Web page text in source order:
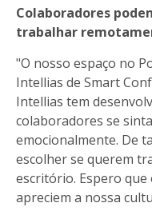
Colaboradores
trabalhar
"O nosso espaço no
Intellias de Smart
Intellias tem
colaboradores se
emocionalmente. De
escolher se querem
escritório. Espero
apreciem a nossa